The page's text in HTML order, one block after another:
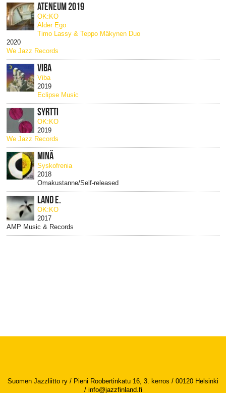
ATENEUM 2019
OK:KO
Alder Ego
Timo Lassy & Teppo Mäkynen Duo
2020
We Jazz Records
VIBA
Viba
2019
Eclipse Music
SYRTTI
OK:KO
2019
We Jazz Records
MINÄ
Syskofrenia
2018
Omakustanne/Self-released
LAND E.
OK:KO
2017
AMP Music & Records
Suomen Jazzliitto ry / Pieni Roobertinkatu 16, 3. kerros / 00120 Helsinki
/ info@jazzfinland.fi